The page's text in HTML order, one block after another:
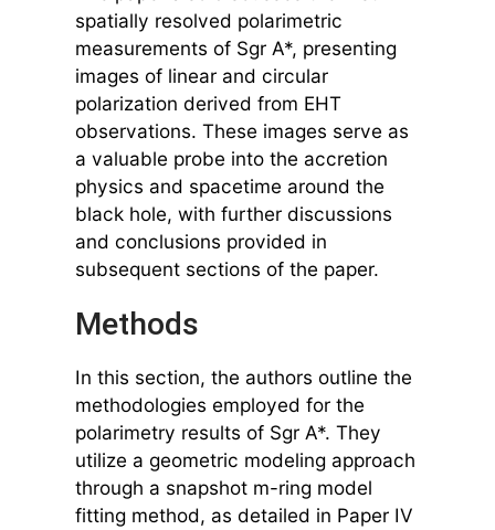
spatially resolved polarimetric
measurements of Sgr A*, presenting
images of linear and circular
polarization derived from EHT
observations. These images serve as
a valuable probe into the accretion
physics and spacetime around the
black hole, with further discussions
and conclusions provided in
subsequent sections of the paper.
Methods
In this section, the authors outline the
methodologies employed for the
polarimetry results of Sgr A*. They
utilize a geometric modeling approach
through a snapshot m-ring model
fitting method, as detailed in Paper IV